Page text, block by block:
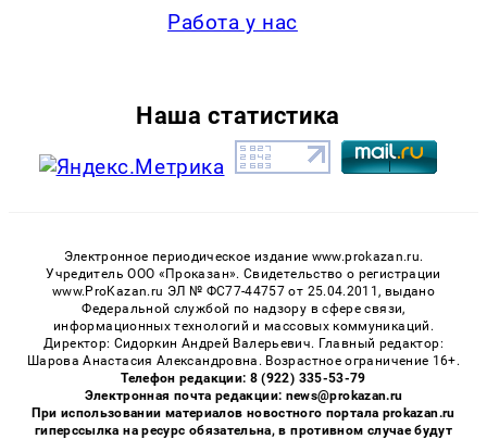
Работа у нас
Наша статистика
Электронное периодическое издание www.prokazan.ru.
Учредитель ООО «Проказан». Cвидетельство о регистрации
www.ProKazan.ru ЭЛ № ФС77-44757 от 25.04.2011, выдано
Федеральной службой по надзору в сфере связи,
информационных технологий и массовых коммуникаций.
Директор: Сидоркин Андрей Валерьевич. Главный редактор:
Шарова Анастасия Александровна. Возрастное ограничение 16+.
Телефон редакции: 8 (922) 335-53-79
Электронная почта редакции: news@prokazan.ru
При использовании материалов новостного портала prokazan.ru
гиперссылка на ресурс обязательна, в противном случае будут